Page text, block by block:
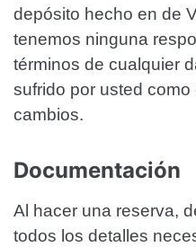
depósito hecho en de
tenemos ninguna
términos de cualquier
sufrido por usted
cambios.
Documentación
Al hacer una reserva,
todos los detalles